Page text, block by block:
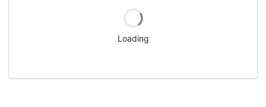
In den Warenkorb
Fahrer-Shorts mit Stretcheinsätzen
Exkl. MWST MCS100200748